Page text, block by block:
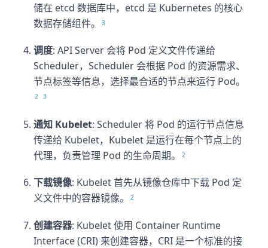
储在 etcd 数据库中，etcd 是 Kubernetes 的核心
数据存储组件。
3
调度: API Server 会将 Pod 定义文件传递给
Scheduler，Scheduler 会根据 Pod 的资源需求、
节点标签等信息，选择最合适的节点来运行 Pod。
2 3
通知 Kubelet: Scheduler 将 Pod 的运行节点信息
传递给 Kubelet，Kubelet 是运行在每个节点上的
代理，负责管理 Pod 的生命周期。
2
下载镜像: Kubelet 首先从镜像仓库中下载 Pod 定
义文件中的容器镜像。
2
创建容器: Kubelet 使用 Container Runtime
Interface (CRI) 来创建容器，CRI 是一个标准的接